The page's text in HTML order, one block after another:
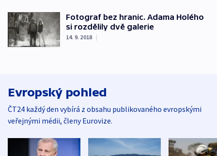
Fotograf bez hranic. Adama Holého
si rozdělily dvě galerie
14. 9. 2018 |
Evropský pohled
ČT24 každý den vybírá z obsahu publikovaného evropskými
veřejnými médii, členy Eurovize.